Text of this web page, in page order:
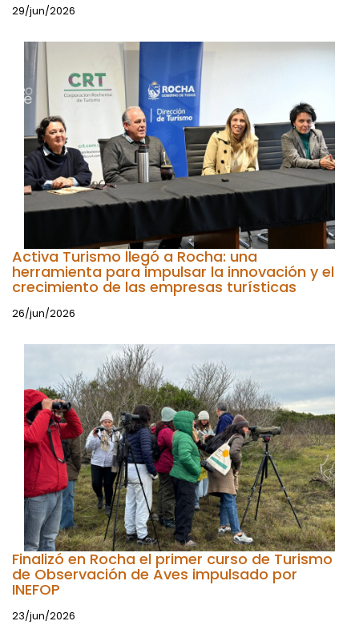
29/jun/2026
Activa Turismo llegó a Rocha: una
herramienta para impulsar la innovación y el
crecimiento de las empresas turísticas
26/jun/2026
Finalizó en Rocha el primer curso de Turismo
de Observación de Aves impulsado por
INEFOP
23/jun/2026